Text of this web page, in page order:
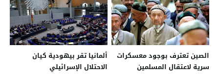
الصين تعترف بوجود معسكرات
سرية لاعتقال المسلمين
ألمانيا تقر بيهودية كيان
الاحتلال الإسرائيلي